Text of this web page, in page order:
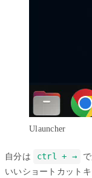
Ulauncher
自分は ctrl + →
いいショートカット